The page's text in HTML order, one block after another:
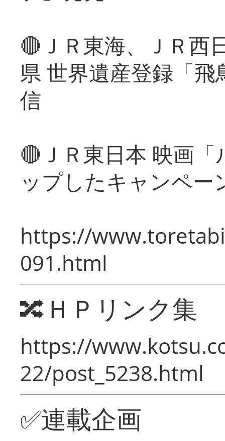
🔴ＪＲ東海、ＪＲ西
県 世界遺産登録「
信
🔴ＪＲ東日本 映画
ップしたキャンペー
https://
091.html
🔀ＨＰリンク集
https://
22/post_5238.html
✅連載企画